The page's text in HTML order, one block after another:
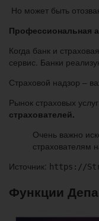
Но может быть
Профессиональная
Когда банк и
сервис. Банки
Страховой надзор –
Рынок страховых
страхователей.
Очень важно
страхователям
Источник: https://
Функции